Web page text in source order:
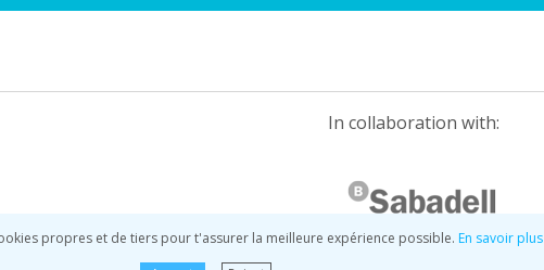
propres et de tiers pour t'assurer la meilleure expérience possible. En savoir plus
In collaboration with: